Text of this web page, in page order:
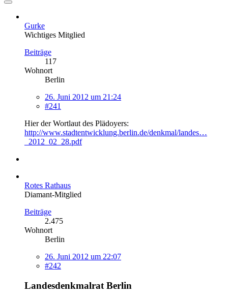
Gurke
Wichtiges Mitglied
Beiträge
117
Wohnort
Berlin
26. Juni 2012 um 21:24
#241
Hier der Wortlaut des Plädoyers:
http://www.stadtentwicklung.berlin.de/denkmal/landes…
_2012_02_28.pdf
Rotes Rathaus
Diamant-Mitglied
Beiträge
2.475
Wohnort
Berlin
26. Juni 2012 um 22:07
#242
Landesdenkmalrat Berlin